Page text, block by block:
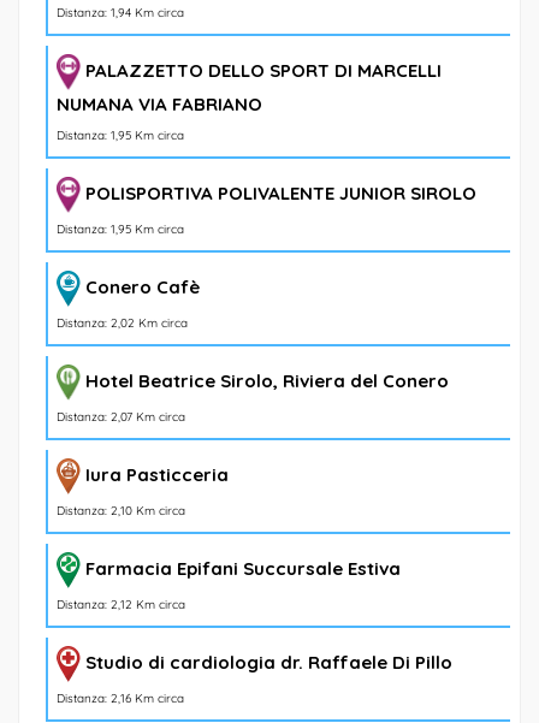
Distanza: 1,94 Km circa
PALAZZETTO DELLO SPORT DI MARCELLI
NUMANA VIA FABRIANO
Distanza: 1,95 Km circa
POLISPORTIVA POLIVALENTE JUNIOR SIROLO
Distanza: 1,95 Km circa
Conero Cafè
Distanza: 2,02 Km circa
Hotel Beatrice Sirolo, Riviera del Conero
Distanza: 2,07 Km circa
Iura Pasticceria
Distanza: 2,10 Km circa
Farmacia Epifani Succursale Estiva
Distanza: 2,12 Km circa
Studio di cardiologia dr. Raffaele Di Pillo
Distanza: 2,16 Km circa